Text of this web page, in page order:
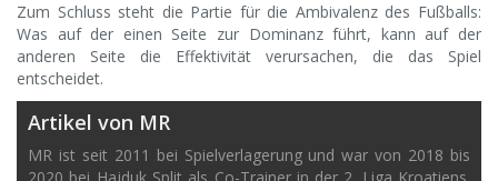
Zum Schluss steht die Partie für die Ambivalenz des Fußballs:
Was auf der einen Seite zur Dominanz führt, kann auf der
anderen Seite die Effektivität verursachen, die das Spiel
entscheidet.
Artikel von MR
MR ist seit 2011 bei Spielverlagerung und war von 2018 bis